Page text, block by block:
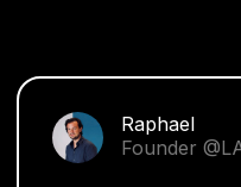
Raphael
Founder